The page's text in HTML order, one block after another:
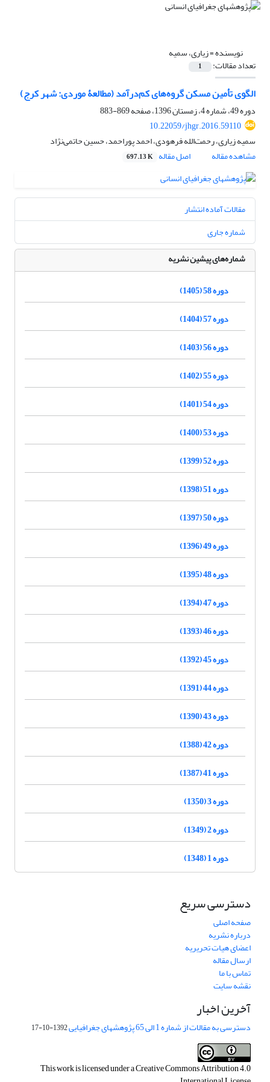
نویسنده =زیاری، سمیه
تعداد مقالات: 1
الگوی تأمین مسکن گروه‌های کم‌درآمد (مطالعۀ موردی: شهر کرج)
دوره 49، شماره 4، زمستان 1396، صفحه
869-883
10.22059/jhgr.2016.59110
سمیه زیاری، رحمت‌الله فرهودی، احمد پوراحمد، حسین حاتمی‌نژاد
مشاهده مقاله
اصل مقاله 697.13 K
مقالات آماده انتشار
شماره جاری
شماره‌های پیشین نشریه
دوره 58 (1405)
دوره 57 (1404)
دوره 56 (1403)
دوره 55 (1402)
دوره 54 (1401)
دوره 53 (1400)
دوره 52 (1399)
دوره 51 (1398)
دوره 50 (1397)
دوره 49 (1396)
دوره 48 (1395)
دوره 47 (1394)
دوره 46 (1393)
دوره 45 (1392)
دوره 44 (1391)
دوره 43 (1390)
دوره 42 (1388)
دوره 41 (1387)
دوره 3 (1350)
دوره 2 (1349)
دوره 1 (1348)
دسترسی سریع
صفحه اصلی
درباره نشریه
اعضای هیات تحریریه
ارسال مقاله
تماس با ما
نقشه سایت
آخرین اخبار
دسترسی به مقالات از شماره 1 الی 65 پژوهشهای جغرافیایی 1392-10-17
This work is licensed under aCreative Commons Attribution 4.0